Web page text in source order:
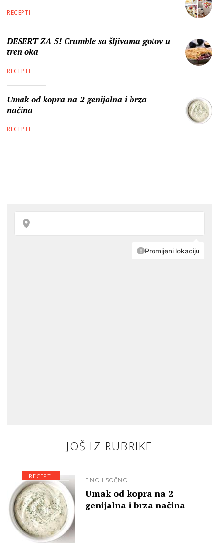
RECEPTI
DESERT ZA 5! Crumble sa šljivama gotov u
tren oka
RECEPTI
Umak od kopra na 2 genijalna i brza
načina
RECEPTI
JOŠ IZ RUBRIKE
FINO I SOČNO
Umak od kopra na 2
genijalna i brza načina
RECEPTI